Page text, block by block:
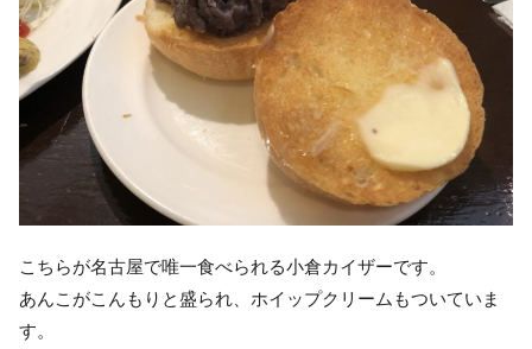
こちらが名古屋で唯一食べられる小倉カイザーです。
あんこがこんもりと盛られ、ホイップクリームもついていま
す。